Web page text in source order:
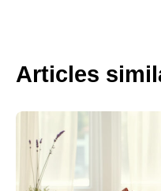
Articles